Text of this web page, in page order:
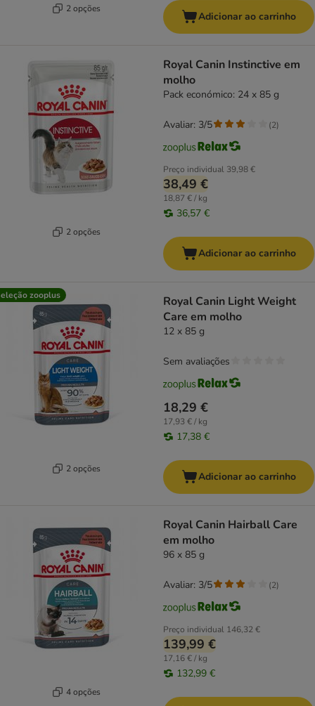
2 opções
Adicionar ao carrinho
2 opções
Royal Canin Instinctive em
molho
Pack económico: 24 x 85 g
Preço individual 39,98 €
38,49 €
18,87 € / kg
36,57 €
Avaliar: 3/5 (2)
Adicionar ao carrinho
zooplus
2 opções
Royal Canin Light Weight
Care em molho
12 x 85 g
18,29 €
17,93 € / kg
17,38 €
Sem avaliações
Adicionar ao carrinho
4 opções
Royal Canin Hairball Care
em molho
96 x 85 g
Preço individual 146,32 €
139,99 €
17,16 € / kg
132,99 €
Avaliar: 3/5 (2)